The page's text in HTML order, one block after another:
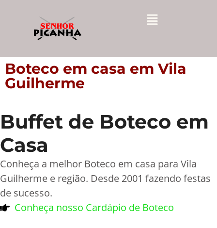
Boteco em casa em Vila
Guilherme
Buffet de Boteco em
Casa
Conheça a melhor Boteco em casa para Vila
Guilherme e região. Desde 2001 fazendo festas
de sucesso.
Conheça nosso Cardápio de Boteco